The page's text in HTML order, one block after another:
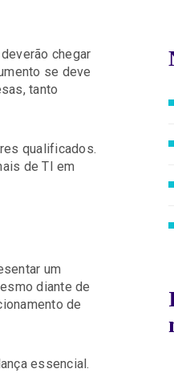
chegar
se deve
tanto
qualificados.
de TI em
um
diante de
de
essencial.